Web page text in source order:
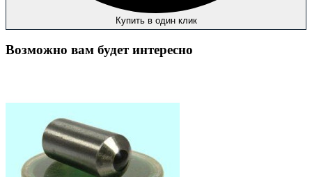
Купить в один клик
Возможно вам будет интересно